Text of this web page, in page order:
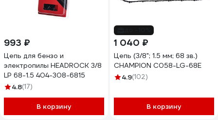
993 ₽
Цепь для бензо и
электропилы HEADROCK 3/8
LP 68-1.5 404-308-6815
4.8(17)
В корзину
1 040 ₽
Цепь (3/8"; 1.5 мм; 68 зв.)
CHAMPION C058-LG-68E
4.9(102)
В корзину